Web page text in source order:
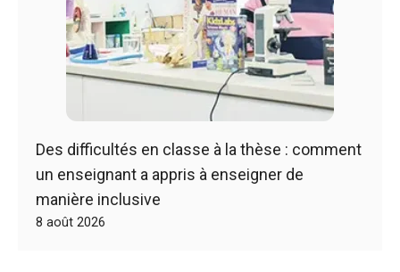
Des difficultés en classe à la thèse : comment
un enseignant a appris à enseigner de
manière inclusive
8 août 2026